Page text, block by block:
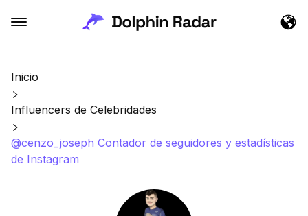
Inicio
Influencers de Celebridades
@cenzo_joseph Contador de seguidores y estadísticas
de Instagram